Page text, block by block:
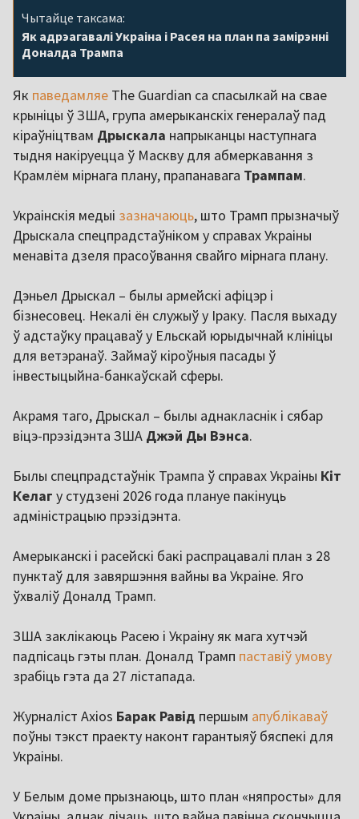
Чытайце таксама:
Як адрэагавалі Украіна і Расея на план па замірэнні
Доналда Трампа
Як паведамляе The Guardian са спасылкай на свае
крыніцы ў ЗША, група амерыканскіх генералаў пад
кіраўніцтвам Дрыскала напрыканцы наступнага
тыдня накіруецца ў Маскву для абмеркавання з
Крамлём мірнага плану, прапанавага Трампам.
Украінскія медыі зазначаюць, што Трамп прызначыў
Дрыскала спецпрадстаўніком у справах Украіны
менавіта дзеля прасоўвання свайго мірнага плану.
Дэньел Дрыскал – былы армейскі афіцэр і
бізнесовец. Некалі ён служыў у Іраку. Пасля выхаду
ў адстаўку працаваў у Ельскай юрыдычнай клініцы
для ветэранаў. Займаў кіроўныя пасады ў
інвестыцыйна-банкаўскай сферы.
Акрамя таго, Дрыскал – былы аднакласнік і сябар
віцэ-прэзідэнта ЗША Джэй Ды Вэнса.
Былы спецпрадстаўнік Трампа ў справах Украіны Кіт
Келаг у студзені 2026 года плануе пакінуць
адміністрацыю прэзідэнта.
Амерыканскі і расейскі бакі распрацавалі план з 28
пунктаў для завяршэння вайны ва Украіне. Яго
ўхваліў Доналд Трамп.
ЗША заклікаюць Расею і Украіну як мага хутчэй
падпісаць гэты план. Доналд Трамп паставіў умову
зрабіць гэта да 27 лістапада.
Журналіст Axios Барак Равід першым апублікаваў
поўны тэкст праекту наконт гарантыяў бяспекі для
Украіны.
У Белым доме прызнаюць, што план «няпросты» для